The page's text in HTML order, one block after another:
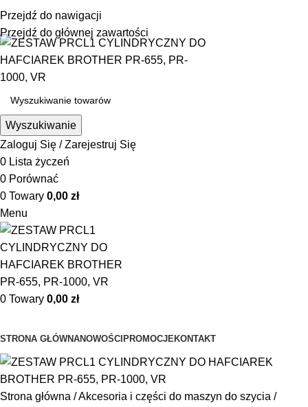
Przejdź do nawigacji
Przejdź do głównej zawartości
☎ +48 85 653 93 55
+48 85 653 93 55
biuro@maszyny-szwalnicze.pl
Wyszukiwanie
Zaloguj Się / Zarejestruj Się
0 Lista życzeń
0 Porównać
0 Towary 0,00 zł
Menu
0 Towary 0,00 zł
STRONA GŁÓWNANOWOŚCI PROMOCJEKONTAKT
Strona główna
Akcesoria i części do maszyn do szycia